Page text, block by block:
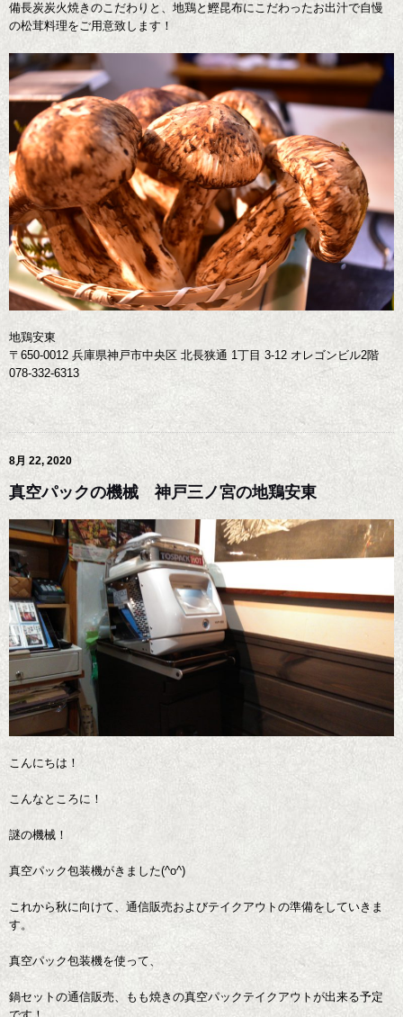
備長炭炭火焼きのこだわりと、地鶏と鰹昆布にこだわったお出汁で自慢
の松茸料理をご用意致します！
地鶏安東
〒650-0012 兵庫県神戸市中央区 北長狭通 1丁目 3-12 オレゴンビル2階
078-332-6313
8月 22, 2020
真空パックの機械 神戸三ノ宮の地鶏安東
こんにちは！
こんなところに！
謎の機械！
真空パック包装機がきました(^o^)
これから秋に向けて、通信販売およびテイクアウトの準備をしていきま
す。
真空パック包装機を使って、
鍋セットの通信販売、もも焼きの真空パックテイクアウトが出来る予定